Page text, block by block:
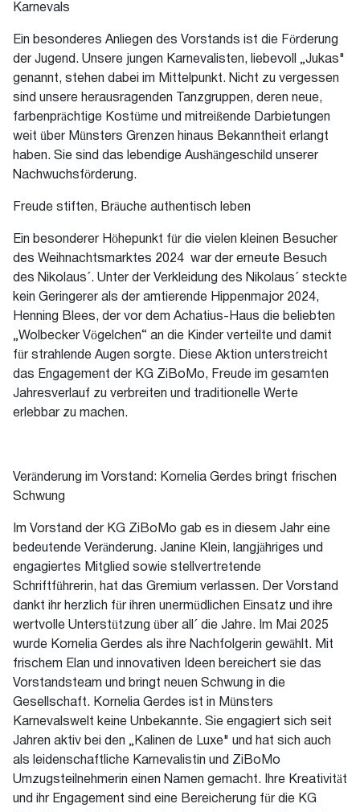
Karnevals
Ein besonderes Anliegen des Vorstands ist die Förderung
der Jugend. Unsere jungen Karnevalisten, liebevoll „Jukas"
genannt, stehen dabei im Mittelpunkt. Nicht zu vergessen
sind unsere herausragenden Tanzgruppen, deren neue,
farbenprächtige Kostüme und mitreißende Darbietungen
weit über Münsters Grenzen hinaus Bekanntheit erlangt
haben. Sie sind das lebendige Aushängeschild unserer
Nachwuchsförderung.
Freude stiften, Bräuche authentisch leben
Ein besonderer Höhepunkt für die vielen kleinen Besucher
des Weihnachtsmarktes 2024 war der erneute Besuch
des Nikolaus´. Unter der Verkleidung des Nikolaus´ steckte
kein Geringerer als der amtierende Hippenmajor 2024,
Henning Blees, der vor dem Achatius-Haus die beliebten
„Wolbecker Vögelchen“ an die Kinder verteilte und damit
für strahlende Augen sorgte. Diese Aktion unterstreicht
das Engagement der KG ZiBoMo, Freude im gesamten
Jahresverlauf zu verbreiten und traditionelle Werte
erlebbar zu machen.
Veränderung im Vorstand: Kornelia Gerdes bringt frischen
Schwung
Im Vorstand der KG ZiBoMo gab es in diesem Jahr eine
bedeutende Veränderung. Janine Klein, langjähriges und
engagiertes Mitglied sowie stellvertretende
Schriftführerin, hat das Gremium verlassen. Der Vorstand
dankt ihr herzlich für ihren unermüdlichen Einsatz und ihre
wertvolle Unterstützung über all´ die Jahre. Im Mai 2025
wurde Kornelia Gerdes als ihre Nachfolgerin gewählt. Mit
frischem Elan und innovativen Ideen bereichert sie das
Vorstandsteam und bringt neuen Schwung in die
Gesellschaft. Kornelia Gerdes ist in Münsters
Karnevalswelt keine Unbekannte. Sie engagiert sich seit
Jahren aktiv bei den „Kalinen de Luxe" und hat sich auch
als leidenschaftliche Karnevalistin und ZiBoMo
Umzugsteilnehmerin einen Namen gemacht. Ihre Kreativität
und ihr Engagement sind eine Bereicherung für die KG